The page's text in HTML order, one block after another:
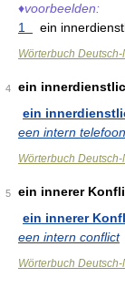
♦voorbeelden:
1
ein
Wörterbuch
4
ein
ein
een intern
Wörterbuch
5
ein innerer
ein innerer
een intern conflict
Wörterbuch